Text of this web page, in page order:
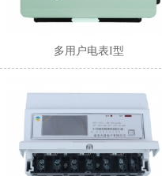
多用户电表I型